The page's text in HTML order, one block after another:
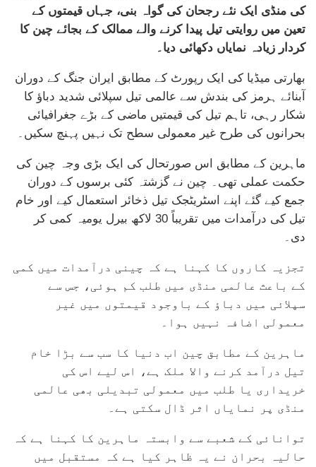
کی منڈی ایک نئے رجحان کی گواہ بنی، جہاں قیمتوں کے
تعین میں روایتی تیل پیدا کرنے والے ممالک کے بجائے چین کا
کردار زیادہ نمایاں دکھائی دیا۔
بھارتی میڈیا کی ایک رپورٹ کے مطابق ایران جنگ کے دوران
آبنائے ہرمز کی بندش سے عالمی تیل سپلائی شدید دباؤ کا
شکار رہی، تاہم تیل کی قیمتیں ماضی کے بڑے جغرافیائی
بحرانوں کی طرح غیر معمولی سطح تک نہیں پہنچ سکیں۔
ماہرین کے مطابق اس صورتحال کی ایک بڑی وجہ چین کی
حکمت عملی تھی۔ چین نے گزشتہ کئی برسوں کے دوران
جمع کیے گئے اپنے اسٹریٹجک تیل ذخائر استعمال کیے اور خام
تیل کی درآمدات میں تقریباً 30 لاکھ بیرل یومیہ کمی کر
دی۔
تجزیہ کاروں کا کہنا ہے کہ چینی درآمدات میں کمی
کے باعث عالمی منڈی میں طلب کم ہوئی، جس سے
سپلائی میں دباؤ کے باوجود قیمتوں میں غیر
معمولی اضافہ نہیں ہوا۔
ماہرین کے مطابق چین اب دنیا کا سب سے بڑا خام
تیل درآمد کرنے والا ملک ہے، اس لیے اس کی
خریداری یا طلب میں معمولی تبدیلی بھی عالمی
منڈی پر نمایاں اثر ڈال سکتی ہے۔
توانائی کے شعبے سے وابستہ ماہرین کا کہنا ہے کہ
حالیہ بحران نے یہ ظاہر کیا ہے کہ مستقبل میں